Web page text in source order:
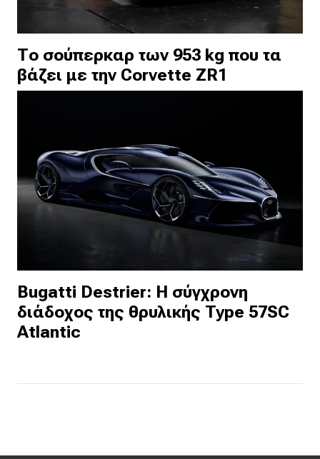
Το σούπερκαρ των 953 kg που τα
βάζει με την Corvette ZR1
Bugatti Destrier: Η σύγχρονη
διάδοχος της θρυλικής Type 57SC
Atlantic